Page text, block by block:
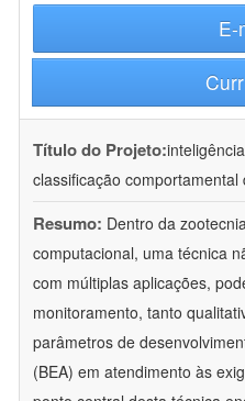
E-
Título do Projeto:
classificação
Resumo: Dentro da
computacional, uma técnica
com múltiplas aplicações,
monitoramento, tanto
parâmetros de
(BEA) em atendimento às